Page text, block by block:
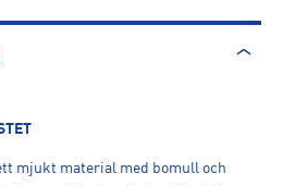
mjukt material med bomull och